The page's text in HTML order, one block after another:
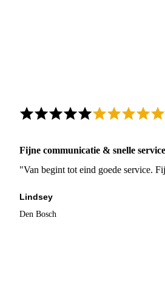
Fijne communicatie & snelle service
"Van begint tot eind goede service.
Lindsey
Den Bosch